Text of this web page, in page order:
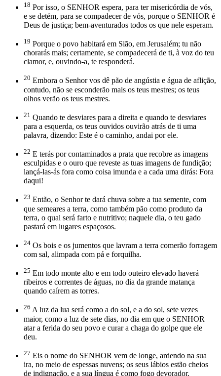
18 Por isso, o SENHOR espera, para ter misericórdia de vós,
e se detém, para se compadecer de vós, porque o SENHOR é
Deus de justiça; bem-aventurados todos os que nele esperam.
19 Porque o povo habitará em Sião, em Jerusalém; tu não
chorarás mais; certamente, se compadecerá de ti, à voz do teu
clamor, e, ouvindo-a, te responderá.
20 Embora o Senhor vos dê pão de angústia e água de aflição,
contudo, não se esconderão mais os teus mestres; os teus
olhos verão os teus mestres.
21 Quando te desviares para a direita e quando te desviares
para a esquerda, os teus ouvidos ouvirão atrás de ti uma
palavra, dizendo: Este é o caminho, andai por ele.
22 E terás por contaminados a prata que recobre as imagens
esculpidas e o ouro que reveste as tuas imagens de fundição;
lançá-las-ás fora como coisa imunda e a cada uma dirás: Fora
daqui!
23 Então, o Senhor te dará chuva sobre a tua semente, com
que semeares a terra, como também pão como produto da
terra, o qual será farto e nutritivo; naquele dia, o teu gado
pastará em lugares espaçosos.
24 Os bois e os jumentos que lavram a terra comerão forragem
com sal, alimpada com pá e forquilha.
25 Em todo monte alto e em todo outeiro elevado haverá
ribeiros e correntes de águas, no dia da grande matança
quando caírem as torres.
26 A luz da lua será como a do sol, e a do sol, sete vezes
maior, como a luz de sete dias, no dia em que o SENHOR
atar a ferida do seu povo e curar a chaga do golpe que ele
deu.
27 Eis o nome do SENHOR vem de longe, ardendo na sua
ira, no meio de espessas nuvens; os seus lábios estão cheios
de indignação, e a sua língua é como fogo devorador.